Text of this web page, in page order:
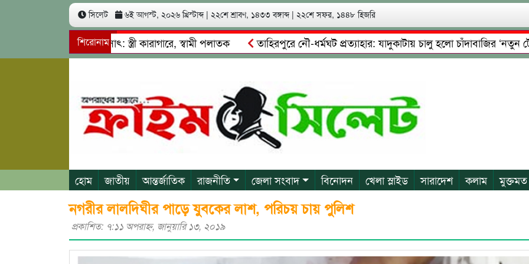
সিলেট ৬ই আগস্ট, ২০২৬ খ্রিস্টাব্দ | ২২শে শ্রাবণ, ১৪৩৩ বঙ্গাব্দ | ২২শে সফর, ১৪৪৮ হিজরি
শিরোনাম
কোটি টাকা আত্মসাৎ: স্ত্রী কারাগারে, স্বামী পলাতক তাহিরপুরে নৌ-ধর্মঘট প্রত্যাহার: যাদুকাটায় চালু হলো চাঁদাবাজির ‘নতুন টোল’!
ও শ্রমিকদের মারধর
নগরীতে কোটি টাকার সম্পত্তি দখলের চেষ্টা: গ্রেফতারের পর জামিনে মূক্ত রাসেল, আতঙ্কে পরিবার
হোম জাতীয় আন্তর্জাতিক রাজনীতি জেলা সংবাদ বিনোদন খেলা স্লাইড সারাদেশ কলাম মুক্তমত
নগরীর লালদিঘীর পাড়ে যুবকের লাশ, পরিচয় চায় পুলিশ
প্রকাশিত: ৭:১১ অপরাহ্ণ, জানুয়ারি ১৩, ২০১৯